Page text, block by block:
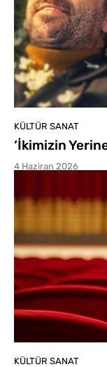
KÜLTÜR SANAT
‘İkimizin
4 Haziran 2026
KÜLTÜR SANAT